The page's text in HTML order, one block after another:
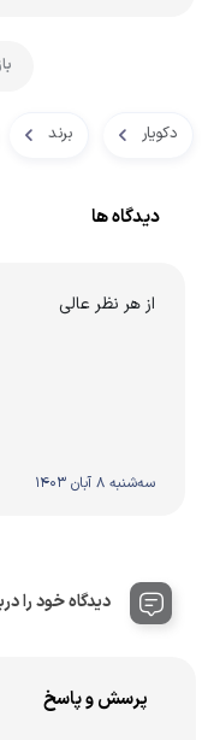
دکویار برند
دیدگاه ها
از هر نظر عالی
سه‌شنبه 8 آبان 1403
دیدگاه خود را
پرسش و پاسخ